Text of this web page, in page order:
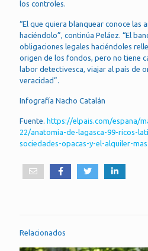
los controles.
“El que quiera blanquear conoce las
haciéndolo”, continúa Peláez. “El
obligaciones legales haciéndoles
origen de los fondos, pero no tiene
labor detectivesca, viajar al país de
veracidad”.
Infografía Nacho Catalán
Fuente. https://elpais.com/espana/
22/anatomia-de-lagasca-99-ricos-
sociedades-opacas-y-el-alquiler-
Relacionados